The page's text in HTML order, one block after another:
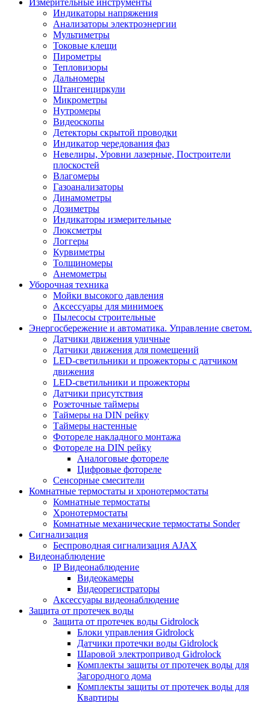
Измерительные инструменты
Индикаторы напряжения
Анализаторы электроэнергии
Мультиметры
Токовые клещи
Пирометры
Тепловизоры
Дальномеры
Штангенциркули
Микрометры
Нутромеры
Видеоскопы
Детекторы скрытой проводки
Индикатор чередования фаз
Невелиры, Уровни лазерные, Построители
плоскостей
Влагомеры
Газоанализаторы
Динамометры
Дозиметры
Индикаторы измерительные
Люксметры
Логгеры
Курвиметры
Толщиномеры
Анемометры
Уборочная техника
Мойки высокого давления
Аксессуары для минимоек
Пылесосы строительные
Энергосбережение и автоматика. Управление светом.
Датчики движения уличные
Датчики движения для помещений
LED-светильники и прожекторы с датчиком
движения
LED-светильники и прожекторы
Датчики присутствия
Розеточные таймеры
Таймеры на DIN рейку
Таймеры настенные
Фотореле накладного монтажа
Фотореле на DIN рейку
Аналоговые фотореле
Цифровые фотореле
Сенсорные смесители
Комнатные термостаты и хронотермостаты
Комнатные термостаты
Хронотермостаты
Комнатные механические термостаты Sonder
Сигнализация
Беспроводная сигнализация AJAX
Видеонаблюдение
IP Видеонаблюдение
Видеокамеры
Видеорегистраторы
Аксессуары видеонаблюдение
Защита от протечек воды
Защита от протечек воды Gidrolock
Блоки управления Gidrolock
Датчики протечки воды Gidrolock
Шаровой электропривод Gidrolock
Комплекты защиты от протечек воды для
Загородного дома
Комплекты защиты от протечек воды для
Квартиры